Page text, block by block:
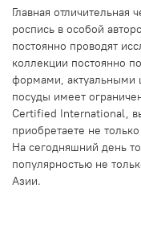
Главная
роспись в особой
постоянно проводят
коллекции постоянно
формами, актуальными
посуды имеет
Certified International,
приобретаете не
На сегодняшний день
популярностью не
Азии.